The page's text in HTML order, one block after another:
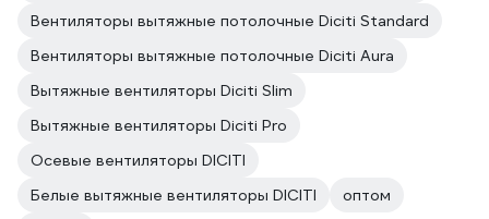
Вентиляторы вытяжные потолочные Diciti Standard
Вентиляторы вытяжные потолочные Diciti Aura
Вытяжные вентиляторы Diciti Slim
Вытяжные вентиляторы Diciti Pro
Осевые вентиляторы DICITI
Белые вытяжные вентиляторы DICITI
оптом